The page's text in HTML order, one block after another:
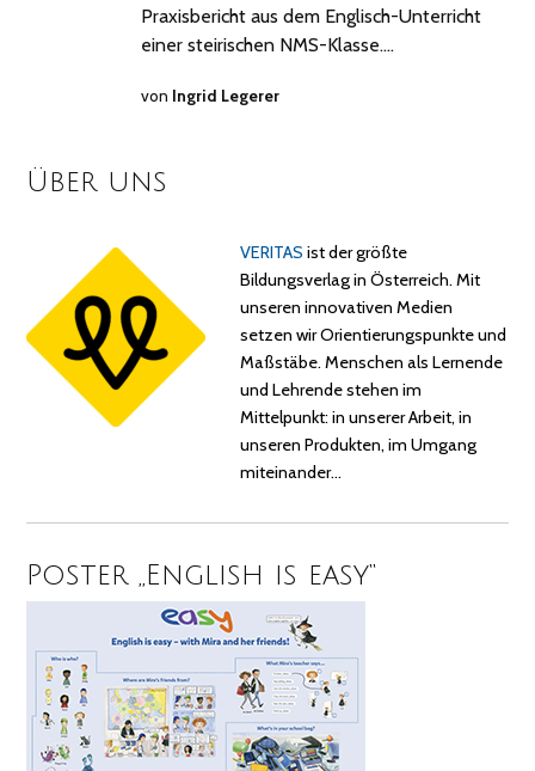
Praxisbericht aus dem Englisch-Unterricht
einer steirischen NMS-Klasse.…
von Ingrid Legerer
Über uns
VERITAS ist der größte
Bildungsverlag in Österreich. Mit
unseren innovativen Medien
setzen wir Orientierungspunkte und
Maßstäbe. Menschen als Lernende
und Lehrende stehen im
Mittelpunkt: in unserer Arbeit, in
unseren Produkten, im Umgang
miteinander…
Poster „English is easy“